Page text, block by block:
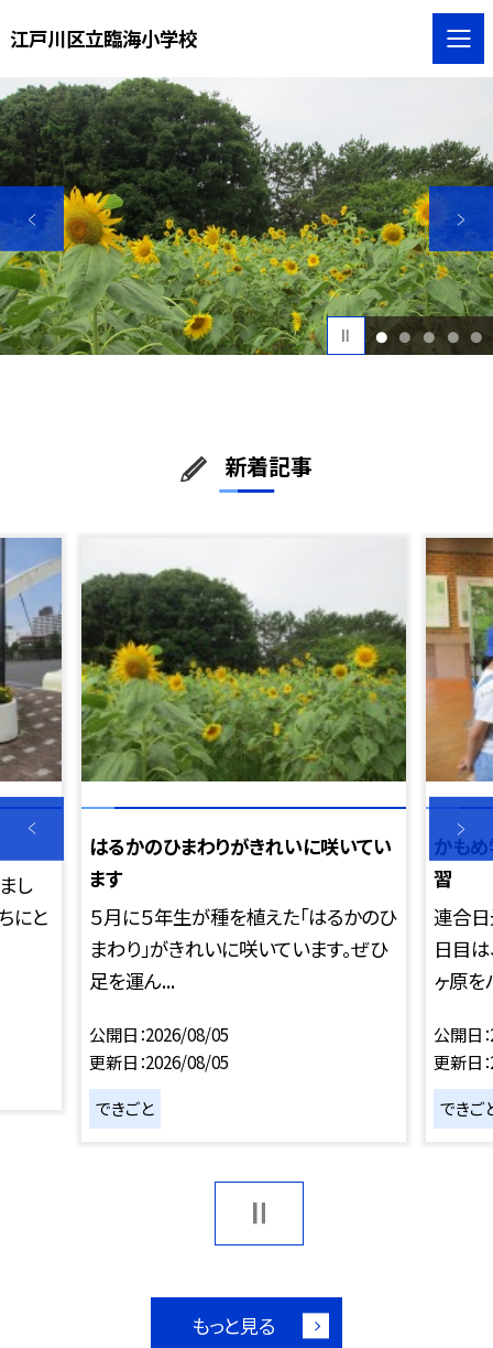
江戸川区立臨海小学校
1 2 3 4 5
新着記事
し
にと
はるかのひまわりがきれいに咲いてい
ます
５月に５年生が種を植えた「はるかのひ
まわり」がきれいに咲いています。ぜひ
足を運ん...
公開日 2026/08/05
更新日 2026/08/05
できごと
かも
習
連合日
日目
ヶ原を
公開日
更新日
できご
もっと見る